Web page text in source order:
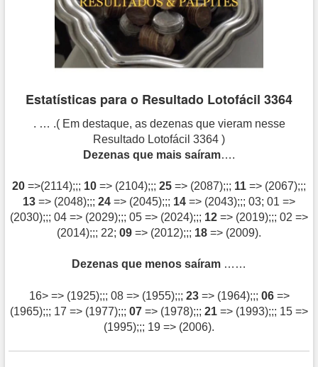
Estatísticas para o Resultado Lotofácil 3364
. … .( Em destaque, as dezenas que vieram nesse
Resultado Lotofácil 3364 )
Dezenas que mais saíram….
20 =>(2114);;; 10 => (2104);;; 25 => (2087);;; 11 => (2067);;;
13 => (2048);;; 24 => (2045);;; 14 => (2043);;; 03; 01 =>
(2030);;; 04 => (2029);;; 05 => (2024);;; 12 => (2019);;; 02 =>
(2014);;; 22; 09 => (2012);;; 18 => (2009).
Dezenas que menos saíram ……
16> => (1925);;; 08 => (1955);;; 23=> (1964);;; 06=>
(1965);;; 17 => (1977);;; 07 => (1978);;; 21 => (1993);;; 15 =>
(1995);;; 19 => (2006).